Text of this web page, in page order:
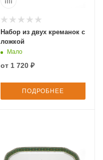
Набор из двух креманок с
ложкой
Мало
от 1 720 ₽
ПОДРОБНЕЕ